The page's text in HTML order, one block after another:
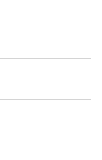
調を崩しやすい夏
えられていたよう
為に体調を崩しや
うごめく「うな
合った店主に「あの
と、あまりにもリ
いうツイートが話
食店の軒先に置いて
り遠くまで、なか
は魚ですが、エラ
うなぎのヌメリは
膚呼吸を助けてい